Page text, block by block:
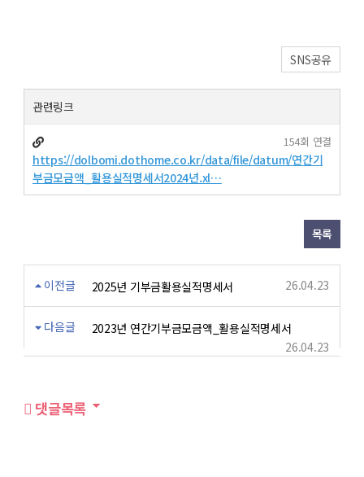
SNS공유
관련링크
https://dolbomi.dothome.co.kr/data/file/datum/연간기
부금모금액_활용실적명세서2024년.xl…
154회 연결
목록
이전글 2025년 기부금활용실적명세서 26.04.23
다음글
2023년 연간기부금모금액_활용실적명세서
26.04.23
댓글목록